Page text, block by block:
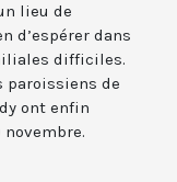
lieu de
d’espérer dans
difficiles.
paroissiens de
ont enfin